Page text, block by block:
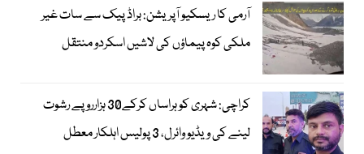
آرمی کا ریسکیو آپریشن: براڈ پیک سے سات غیر
ملکی کوہ پیماؤں کی لاشیں اسکردو منتقل
کراچی: شہری کو ہراساں کرکے30 ہزارروپے رشوت
لینے کی ویڈیو وائرل، 3 پولیس اہلکار معطل